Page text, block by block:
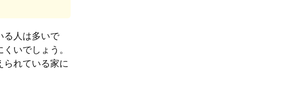
る人は多いで
いでしょう。
れている家に